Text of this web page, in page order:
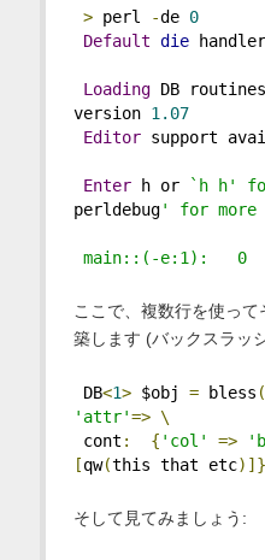
> perl -de 0
Default die
Loading DB
version 1.07
Editor support
Enter h or `h h'
perldebug' for more
main::(-e:1):   0
ここで、複数行を使っ
築します (バックスラッ
DB<1> $obj = bless
'attr'=> \
cont : { 'col' =>
[qw(this that etc
そして見てみましょう: